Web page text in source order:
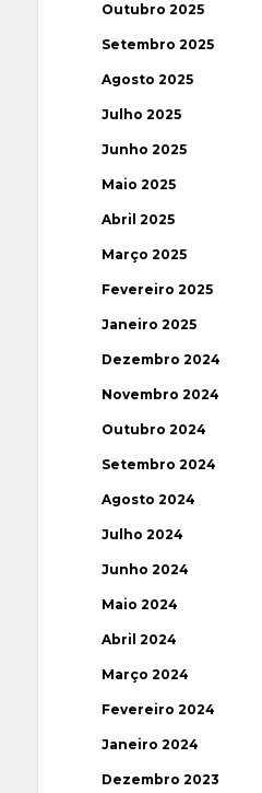
Outubro 2025
Setembro 2025
Agosto 2025
Julho 2025
Junho 2025
Maio 2025
Abril 2025
Março 2025
Fevereiro 2025
Janeiro 2025
Dezembro 2024
Novembro 2024
Outubro 2024
Setembro 2024
Agosto 2024
Julho 2024
Junho 2024
Maio 2024
Abril 2024
Março 2024
Fevereiro 2024
Janeiro 2024
Dezembro 2023